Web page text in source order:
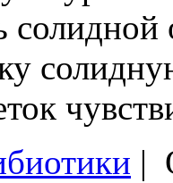
солидной
|